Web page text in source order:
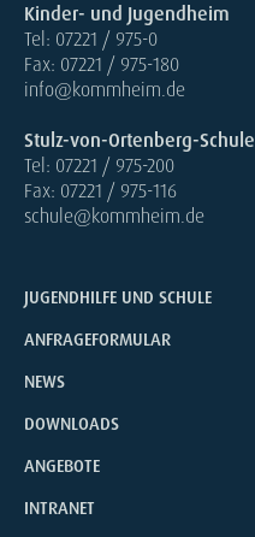
Kinder- und Jugendheim
Tel: 07221 / 975-0
Fax: 07221 / 975-180
info@kommheim.de
Stulz-von-Ortenberg-Schule
Tel: 07221 / 975-200
Fax: 07221 / 975-116
schule@kommheim.de
JUGENDHILFE UND SCHULE
ANFRAGEFORMULAR
NEWS
DOWNLOADS
ANGEBOTE
INTRANET